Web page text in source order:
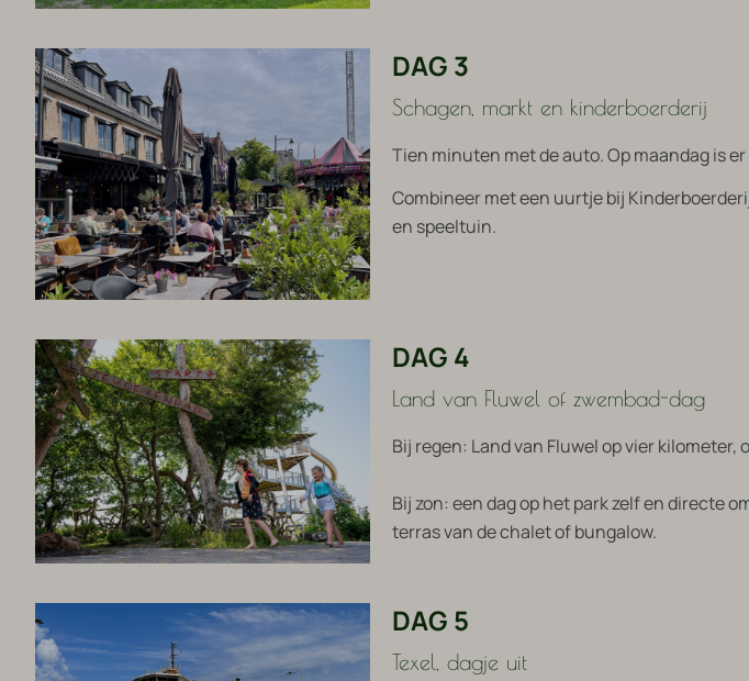
DAG 3
Schagen, markt en kinderboerderij
Tien minuten met de auto. Op maandag is
Combineer met een uurtje bij
en speeltuin.
DAG 4
Land van Fluwel of zwembad-dag
Bij regen: Land van Fluwel op vier
Bij zon: een dag op het park zelf en directe
terras van de chalet of bungalow.
DAG 5
Texel, dagje uit